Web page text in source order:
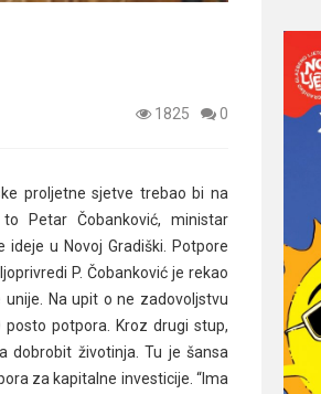
1825 0
proljetne sjetve trebao bi na
Petar Čobanković, ministar
u Novoj Gradiški. Potpore
P. Čobanković je rekao
Na upit o ne zadovoljstvu
potpora. Kroz drugi stup,
dobrobit životinja. Tu je šansa
za kapitalne investicije. “Ima